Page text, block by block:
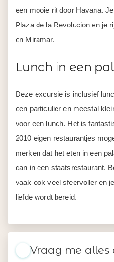
een mooie rit door Havana.
Plaza de la Revolucion en je
en Miramar.
Lunch in een
Deze excursie is inclusief
een particulier en meestal
voor een lunch. Het is
2010 eigen restaurantjes
merken dat het eten in een
dan in een staatsrestaurant.
vaak ook veel sfeervoller en
liefde wordt bereid.
Vraag me alles